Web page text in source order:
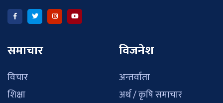
समाचार
विचार
शिक्षा
विजनेश
अन्तर्वाता
अर्थ / कृषि समाचार